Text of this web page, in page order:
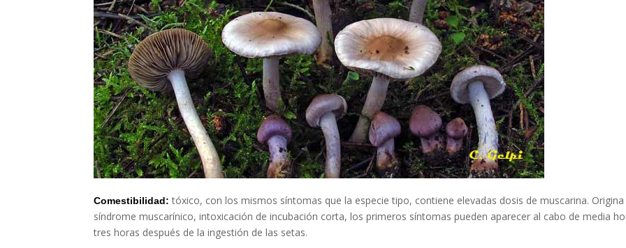
Comestibilidad:tóxico, con los mismos síntomas que la especie tipo, contiene elevadas dosis de muscarina.
síndrome muscarínico, intoxicación de incubación corta, los primeros síntomas pueden aparecer al cabo de media
tres horas después de la ingestión de las setas.